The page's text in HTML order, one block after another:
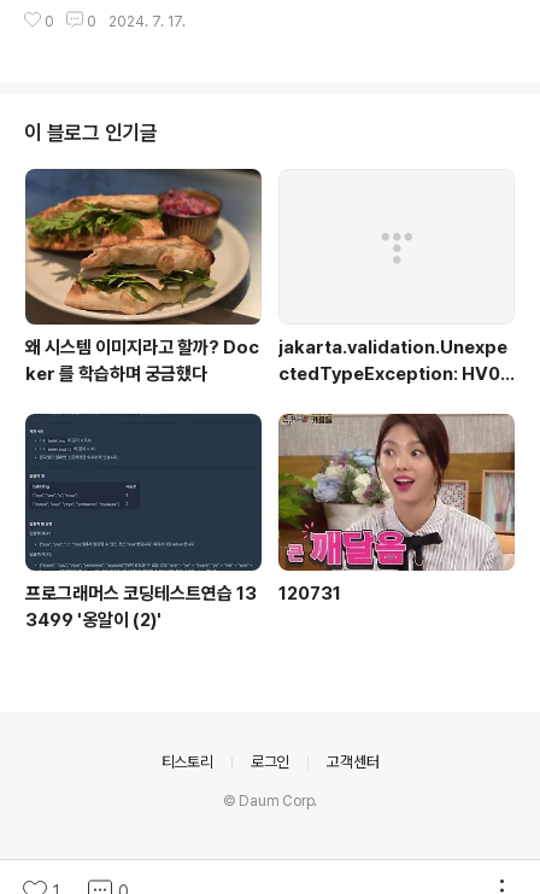
를 추가작성했다) 뭔가 이상한데?🤔생각해보니 어제 사
은게 문제였고오늘은 빈프로젝트 clone이후에 init해야
모두 적용했다우선은 각각 개인페이지를 html파일로 작성
해 완성했고다섯개 파일을 하나로 줄이기 위해 firebase
를 사용했다 server를 돌려서 get방식을 사용해야하나
고민을 했는데(server 돌리는데만 하루는 걸릴것 같아
서..)script에서 한줄로 간단하게 해결했다 const receiv
ed..
0 0 2024. 7. 17.
이 블로그 인기글
왜 시스템 이미지라고 할까? Doc
ker 를 학습하며 궁금했다
jakarta.validation.Unexpe
ctedTypeException: HV00
e found for constraint 'jak
arta.validation.constraint
s.NotBlank' validating typ
e 'java.lang.Long'. Check c
onfiguration for error
프로그래머스 코딩테스트연습 13
3499 '옹알이 (2)'
120731
티스토리 로그인 고객센터
© Daum Corp.